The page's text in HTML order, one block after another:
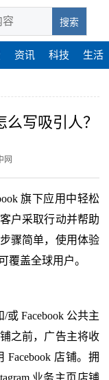
搜索
资讯 科技 生活
写吸引人？
网
旗下应用中轻松
户采取行动并帮助
骤简单，使用体验
覆盖全球用户。
或 Facebook 公共主
之前，广告主将收
店铺。拥
业务主页店铺